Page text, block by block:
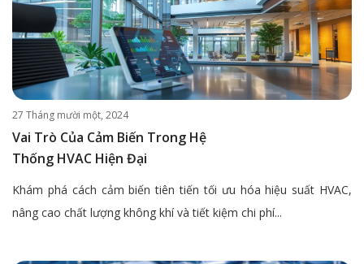
27 Tháng mười một, 2024
Vai Trò Của Cảm Biến Trong Hệ
Thống HVAC Hiện Đại
Khám phá cách cảm biến tiên tiến tối ưu hóa hiệu suất HVAC,
nâng cao chất lượng không khí và tiết kiệm chi phí...